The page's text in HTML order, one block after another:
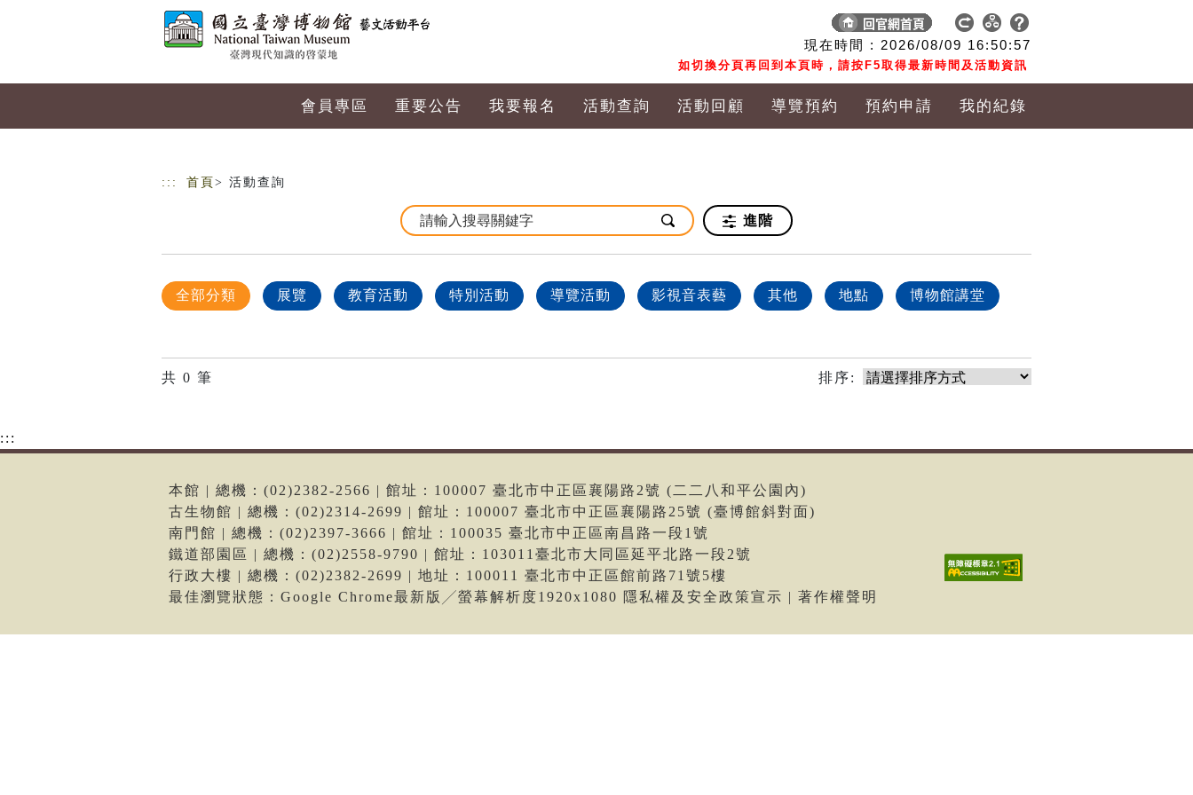
現在時間 : 2026/08/09 16:50:57
如切換分頁再回到本頁時，請按F5取得最新時間及活動資訊
會員專區 重要公告 我要報名 活動查詢 活動回顧 導覽預約 預約申請 我的紀錄
::: 首頁 > 活動查詢
進階
全部分類 展覽 教育活動 特別活動 導覽活動 影視音表藝 其他 地點 博物館講堂
共 0 筆 排序:
:::
本館 | 總機：(02)2382-2566 | 館址：100007 臺北市中正區襄陽路2號 (二二八和平公園內)
古生物館 | 總機：(02)2314-2699 | 館址：100007 臺北市中正區襄陽路25號 (臺博館斜對面)
南門館 | 總機：(02)2397-3666 | 館址：100035 臺北市中正區南昌路一段1號
鐵道部園區 | 總機：(02)2558-9790 | 館址：103011臺北市大同區延平北路一段2號
行政大樓 | 總機：(02)2382-2699 | 地址：100011 臺北市中正區館前路71號5樓
最佳瀏覽狀態：Google Chrome最新版╱螢幕解析度1920x1080 隱私權及安全政策宣示 | 著作權聲明